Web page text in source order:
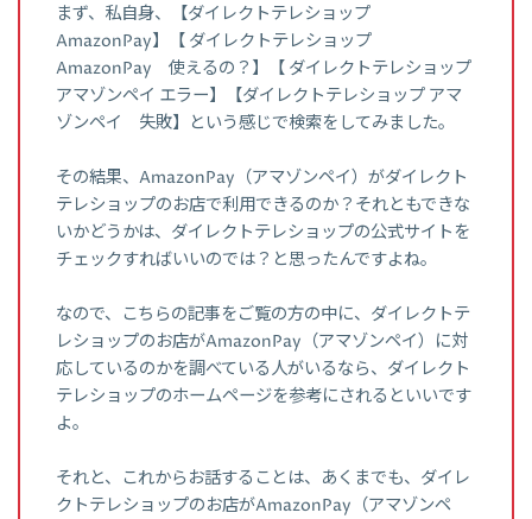
まず、私自身、【ダイレクトテレショップ
AmazonPay】【 ダイレクトテレショップ
AmazonPay 使えるの？】【 ダイレクトテレショップ
アマゾンペイ エラー】【ダイレクトテレショップ アマ
ゾンペイ 失敗】という感じで検索をしてみました。
その結果、AmazonPay（アマゾンペイ）がダイレクト
テレショップのお店で利用できるのか？それともできな
いかどうかは、ダイレクトテレショップの公式サイトを
チェックすればいいのでは？と思ったんですよね。
なので、こちらの記事をご覧の方の中に、ダイレクトテ
レショップのお店がAmazonPay（アマゾンペイ）に対
応しているのかを調べている人がいるなら、ダイレクト
テレショップのホームページを参考にされるといいです
よ。
それと、これからお話することは、あくまでも、ダイレ
クトテレショップのお店がAmazonPay（アマゾンペ